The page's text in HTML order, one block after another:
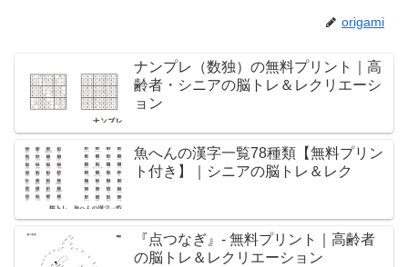
origami
ナンプレ（数独）の無料プリント｜高
齢者・シニアの脳トレ＆レクリエーシ
ョン
魚へんの漢字一覧78種類【無料プリン
ト付き】｜シニアの脳トレ＆レク
『点つなぎ』- 無料プリント｜高齢者
の脳トレ＆レクリエーション